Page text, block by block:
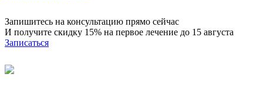
Запишитесь на консультацию прямо сейчас
И получите скидку 15% на первое лечение до 15 августа
Записаться